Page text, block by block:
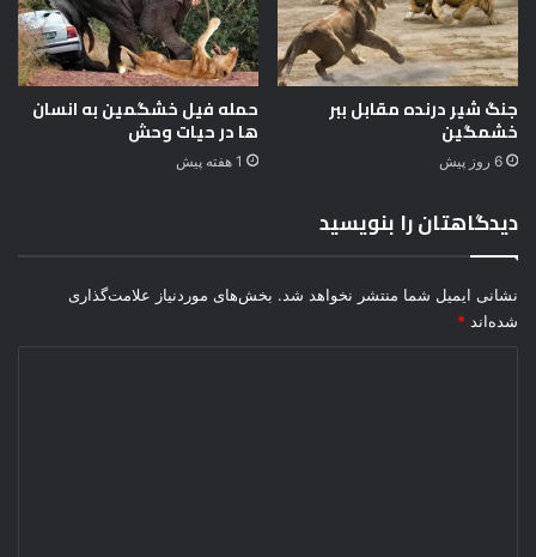
جنگ شیر درنده مقابل ببر
خشمگین
6 روز پیش
حمله فیل خشگمین به انسان
ها در حیات وحش
1 هفته پیش
دیدگاهتان را بنویسید
نشانی ایمیل شما منتشر نخواهد شد. بخش‌های موردنیاز علامت‌گذاری
شده‌اند *